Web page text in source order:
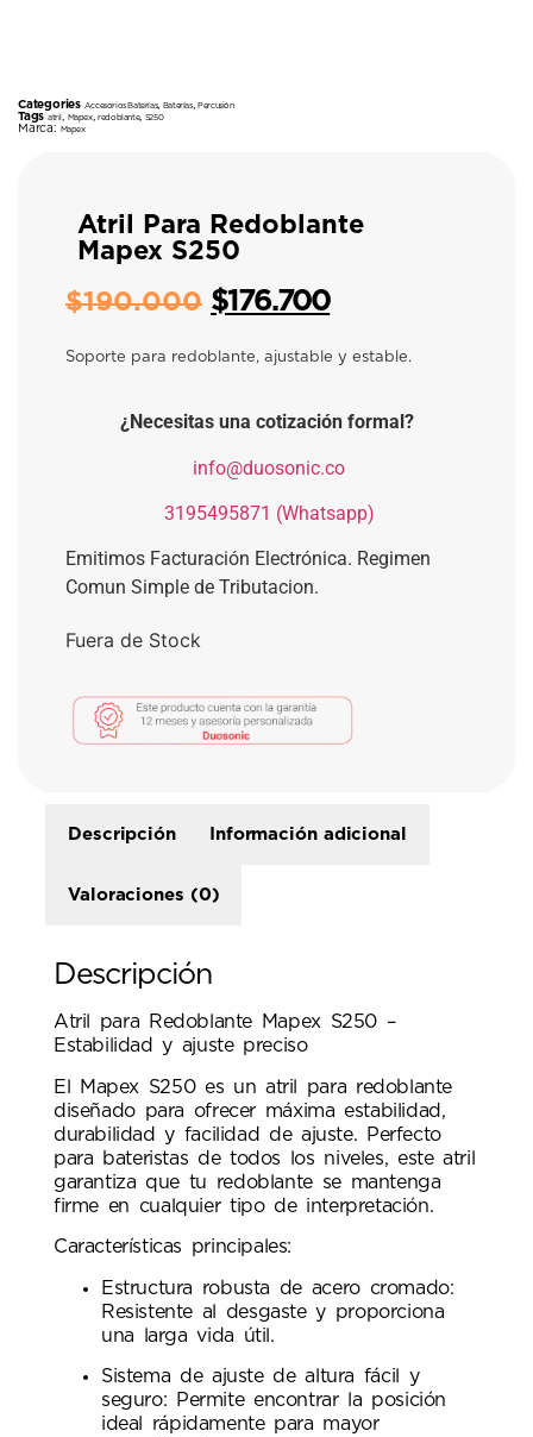
Categories Accesorios Baterías, Baterías,Percusión
Tags atril Mapex,redoblante, S250
Marca: Mapex
Atril Para Redoblante
Mapex S250
$190.000 $176.700
Soporte para redoblante, ajustable y estable.
¿Necesitas una cotización formal?
info@duosonic.co
3195495871 (Whatsapp)
Emitimos Facturación Electrónica. Regimen
Comun Simple de Tributacion.
Fuera de Stock
Descripción Información adicional
Valoraciones (0)
Descripción
Atril para Redoblante Mapex S250 –
Estabilidad y ajuste preciso
El Mapex S250 es un atril para redoblante
diseñado para ofrecer máxima estabilidad,
durabilidad y facilidad de ajuste. Perfecto
para bateristas de todos los niveles, este atril
garantiza que tu redoblante se mantenga
firme en cualquier tipo de interpretación.
Características principales:
Estructura robusta de acero cromado:
Resistente al desgaste y proporciona
una larga vida útil.
Sistema de ajuste de altura fácil y
seguro: Permite encontrar la posición
ideal rápidamente para mayor